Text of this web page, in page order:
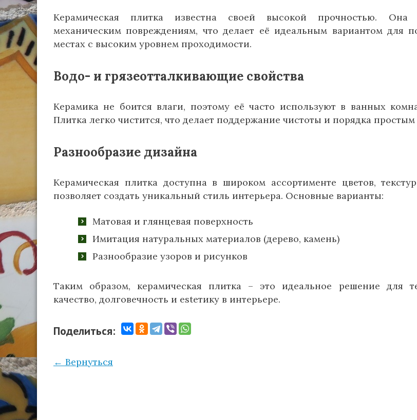
Керамическая плитка известна своей высокой прочностью. Она
механическим повреждениям, что делает её идеальным вариантом для
местах с высоким уровнем проходимости.
Водо- и грязеотталкивающие свойства
Керамика не боится влаги, поэтому её часто используют в ванных
Плитка легко чистится, что делает поддержание чистоты и порядка
Разнообразие дизайна
Керамическая плитка доступна в широком ассортименте цветов,
позволяет создать уникальный стиль интерьера. Основные варианты:
Матовая и глянцевая поверхность
Имитация натуральных материалов (дерево, камень)
Разнообразие узоров и рисунков
Таким образом, керамическая плитка – это идеальное решение для
качество, долговечность и estетику в интерьере.
Поделиться:
← Вернуться